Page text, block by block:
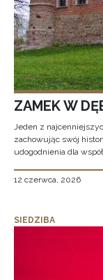
ZAMEK W
Jeden z
zachowując swój
udogodnienia dla
12 czerwca, 2026
SIEDZIBA